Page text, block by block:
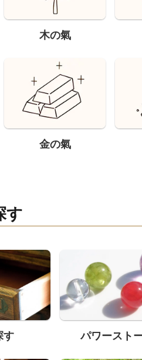
木の氣
金の氣
す
す パワースト